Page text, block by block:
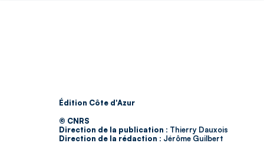
Édition Côte d'Azur
© CNRS
Direction de la publication : Thierry Dauxois
Direction de la rédaction : Jérôme Guilbert